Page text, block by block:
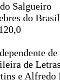
Salgueiro
do Brasil
de Letras
e Alfredo